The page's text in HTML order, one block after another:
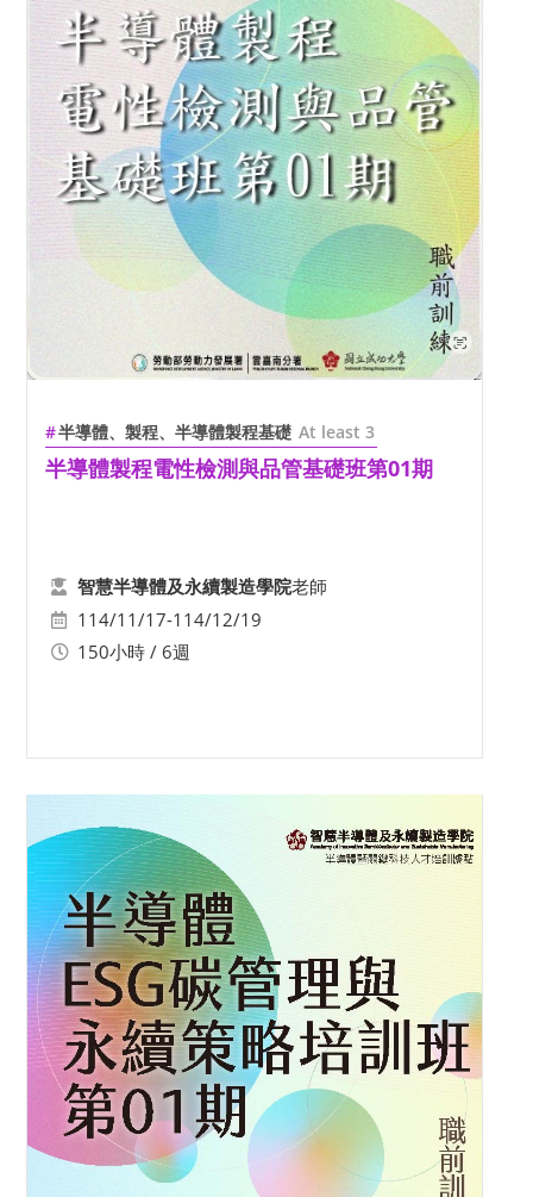
半導體、製程、半導體製程基礎 At least 3
半導體製程電性檢測與品管基礎班第01期
智慧半導體及永續製造學院老師
114/11/17-114/12/19
150小時 / 6週